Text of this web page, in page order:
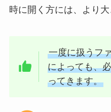
時に開く方には、より
一度に扱うフ
によっても、
ってきます。